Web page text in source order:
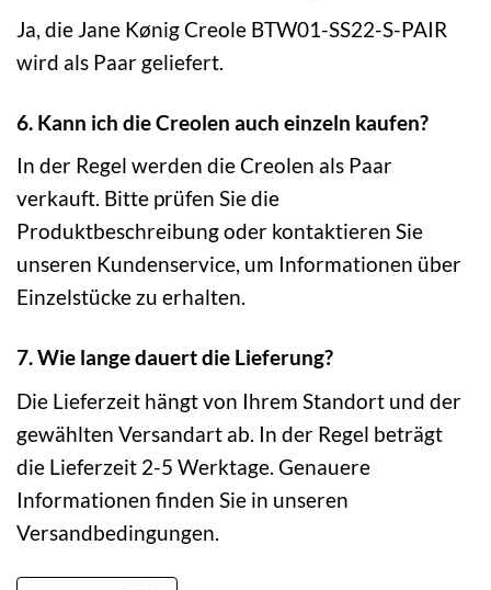
Ja, die Jane Kønig Creole BTW01-SS22-S-PAIR
wird als Paar geliefert.
6. Kann ich die Creolen auch einzeln kaufen?
In der Regel werden die Creolen als Paar
verkauft. Bitte prüfen Sie die
Produktbeschreibung oder kontaktieren Sie
unseren Kundenservice, um Informationen über
Einzelstücke zu erhalten.
7. Wie lange dauert die Lieferung?
Die Lieferzeit hängt von Ihrem Standort und der
gewählten Versandart ab. In der Regel beträgt
die Lieferzeit 2-5 Werktage. Genauere
Informationen finden Sie in unseren
Versandbedingungen.